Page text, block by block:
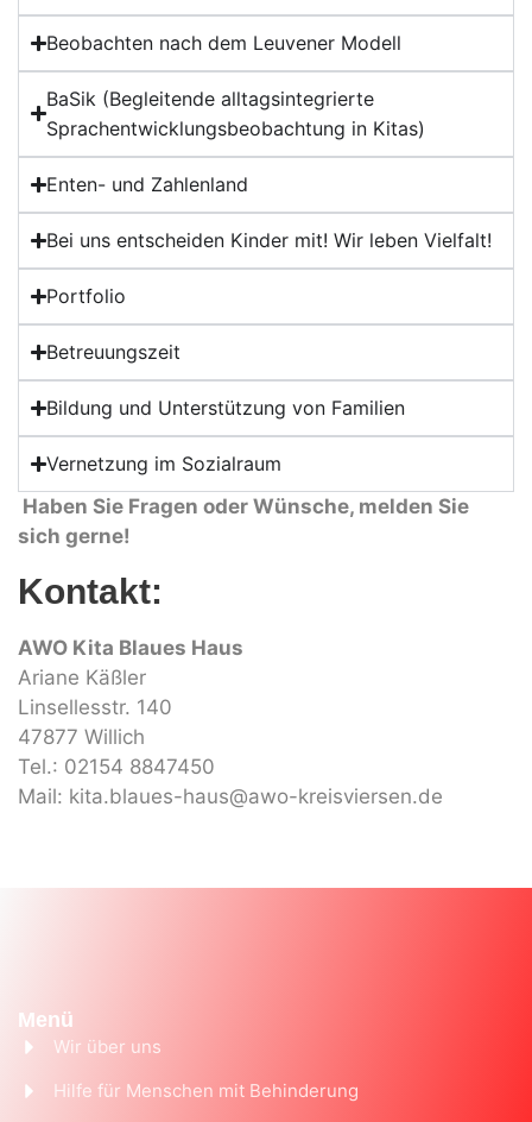
Beobachten nach dem Leuvener Modell
BaSik (Begleitende alltagsintegrierte
Sprachentwicklungsbeobachtung in Kitas)
Enten- und Zahlenland
Bei uns entscheiden Kinder mit! Wir leben Vielfalt!
Portfolio
Betreuungszeit
Bildung und Unterstützung von Familien
Vernetzung im Sozialraum
Haben Sie Fragen oder Wünsche, melden Sie
sich gerne!
Kontakt:
AWO Kita Blaues Haus
Ariane Käßler
Linsellesstr. 140
47877 Willich
Tel.: 02154 8847450
Mail: kita.blaues-haus@awo-kreisviersen.de
Menü
Wir über uns
Hilfe für Menschen mit Behinderung